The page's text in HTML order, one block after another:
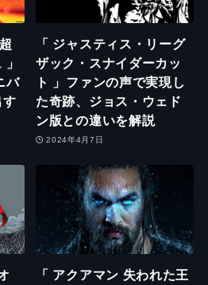
バ
す
「 ジャスティス・リーグ
ザック・スナイダーカッ
ト 」ファンの声で実現し
た奇跡、ジョス・ウェド
ン版との違いを解説
2024年4月7日
「 アクアマン 失われた王